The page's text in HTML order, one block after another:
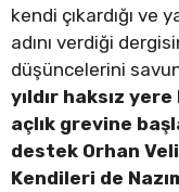
kendi çıkardığı ve
adını verdiği
düşüncelerini
yıldır haksız
açlık grevine
destek Orhan
Kendileri de